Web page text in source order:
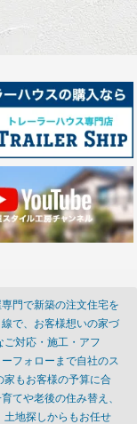
門で新築の注文住宅を
で、お客様想いの家づ
ご対応・施工・アフ
フォローまで自社のス
家もお客様の予算に合
てや老後の住み替え、
土地探しからもお任せ